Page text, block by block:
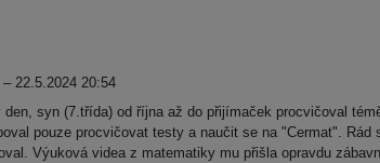
– 22.5.2024 20:54
den, syn (7.třída) od října až do přijímaček procvičoval
pouze procvičovat testy a naučit se na "Cermat".
Výuková videa z matematiky mu přišla opravdu